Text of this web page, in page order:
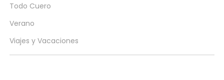
Todo Cuero
Verano
Viajes y Vacaciones